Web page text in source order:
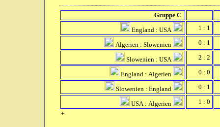
Gruppe C
England : USA
1 : 1
Algerien : Slowenien 0 : 1
Slowenien : USA 2 : 2
England : Algerien 0 : 0
Slowenien : England 0 : 1
USA : Algerien
1 : 0
+